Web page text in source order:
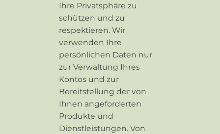
Ihre Privatsphäre zu
schützen und zu
respektieren. Wir
verwenden Ihre
persönlichen Daten nur
zur Verwaltung Ihres
Kontos und zur
Bereitstellung der von
Ihnen angeforderten
Produkte und
Dienstleistungen. Von